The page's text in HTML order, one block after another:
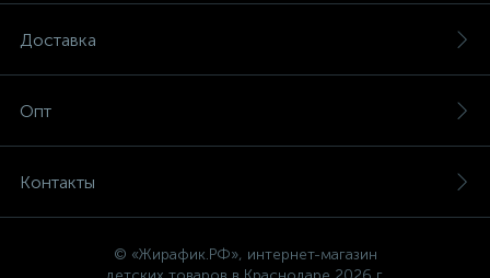
Доставка
Опт
Контакты
© «Жирафик.РФ», интернет-магазин